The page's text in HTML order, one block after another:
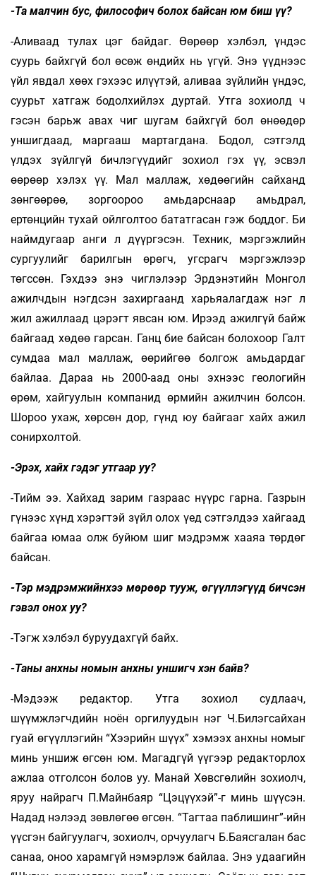
-Та малчин бус, философич болох байсан юм биш үү?
-Аливаад тулах цэг байдаг. Өөрөөр хэлбэл, үндэс
суурь байхгүй бол өсөж өндийх нь үгүй. Энэ үүднээс
үйл явдал хөөх гэхээс илүүтэй, аливаа зүйлийн үндэс,
суурьт хатгаж бодолхийлэх дуртай. Утга зохиолд ч
гэсэн барьж авах чиг шугам байхгүй бол өнөөдөр
уншигдаад, маргааш мартагдана. Бодол, сэтгэлд
үлдэх зүйлгүй бичлэгүүдийг зохиол гэх үү, эсвэл
өөрөөр хэлэх үү. Мал маллаж, хөдөөгийн сайханд
зөнгөөрөө, зоргоороо амьдарснаар амьдрал,
ертөнцийн тухай ойлголтоо бататгасан гэж боддог. Би
наймдугаар анги л дүүргэсэн. Техник, мэргэжлийн
сургуулийг барилгын өрөгч, угсрагч мэргэжлээр
төгссөн. Гэхдээ энэ чиглэлээр Эрдэнэтийн Монгол
ажилчдын нэгдсэн захиргаанд харьяалагдаж нэг л
жил ажиллаад цэрэгт явсан юм. Ирээд ажилгүй байж
байгаад хөдөө гарсан. Ганц бие байсан болохоор Галт
сумдаа мал маллаж, өөрийгөө болгож амьдардаг
байлаа. Дараа нь 2000-аад оны эхнээс геологийн
өрөм, хайгуулын компанид өрмийн ажилчин болсон.
Шороо ухаж, хөрсөн дор, гүнд юу байгааг хайх ажил
сонирхолтой.
-Эрэх, хайх гэдэг утгаар уу?
-Тийм ээ. Хайхад зарим газраас нүүрс гарна. Газрын
гүнээс хүнд хэрэгтэй зүйл олох үед сэтгэлдээ хайгаад
байгаа юмаа олж буйюм шиг мэдрэмж хааяа төрдөг
байсан.
-Тэр мэдрэмжийнхээ мөрөөр тууж, өгүүллэгүүд бичсэн
гэвэл онох уу?
-Тэгж хэлбэл буруудахгүй байх.
-Таны анхны номын анхны уншигч хэн байв?
-Мэдээж редактор. Утга зохиол судлаач,
шүүмжлэгчдийн ноён оргилуудын нэг Ч.Билэгсайхан
гуай өгүүллэгийн “Хээрийн шүүх” хэмээх анхны номыг
минь уншиж өгсөн юм. Магадгүй үүгээр редакторлох
ажлаа отголсон болов уу. Манай Хөвсгөлийн зохиолч,
яруу найрагч П.Майнбаяр “Цэцүүхэй”-г минь шүүсэн.
Надад нэлээд зөвлөгөө өгсөн. “Тагтаа паблишинг”-ийн
үүсгэн байгуулагч, зохиолч, орчуулагч Б.Баясгалан бас
санаа, оноо харамгүй нэмэрлэж байлаа. Энэ удаагийн